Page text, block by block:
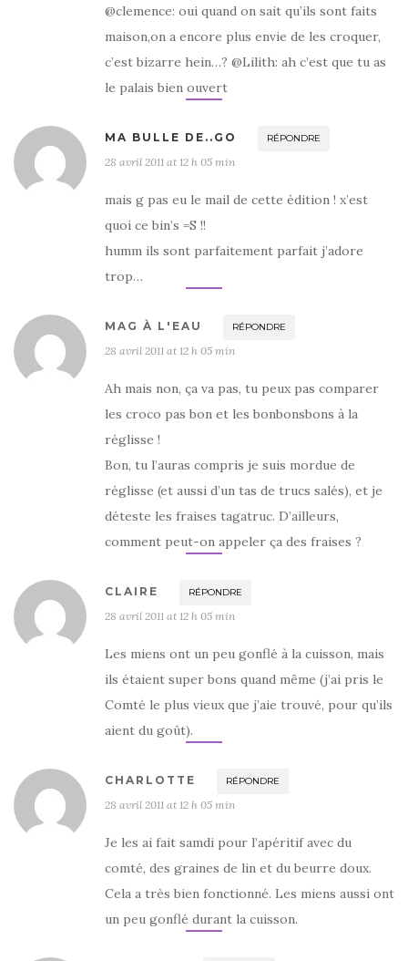
@clemence: oui quand on sait qu’ils sont faits
maison,on a encore plus envie de les croquer,
c’est bizarre hein…? @Lilith: ah c’est que tu as
le palais bien ouvert
MA BULLE DE..GO RÉPONDRE
28 avril 2011 at 12 h 05 min
mais g pas eu le mail de cette édition ! x’est
quoi ce bin’s =S !!
humm ils sont parfaitement parfait j’adore
trop…
MAG À L'EAU RÉPONDRE
28 avril 2011 at 12 h 05 min
Ah mais non, ça va pas, tu peux pas comparer
les croco pas bon et les bonbonsbons à la
réglisse !
Bon, tu l’auras compris je suis mordue de
réglisse (et aussi d’un tas de trucs salés), et je
déteste les fraises tagatruc. D’ailleurs,
comment peut-on appeler ça des fraises ?
CLAIRE RÉPONDRE
28 avril 2011 at 12 h 05 min
Les miens ont un peu gonflé à la cuisson, mais
ils étaient super bons quand même (j’ai pris le
Comté le plus vieux que j’aie trouvé, pour qu’ils
aient du goût).
CHARLOTTE RÉPONDRE
28 avril 2011 at 12 h 05 min
Je les ai fait samdi pour l’apéritif avec du
comté, des graines de lin et du beurre doux.
Cela a très bien fonctionné. Les miens aussi ont
un peu gonflé durant la cuisson.